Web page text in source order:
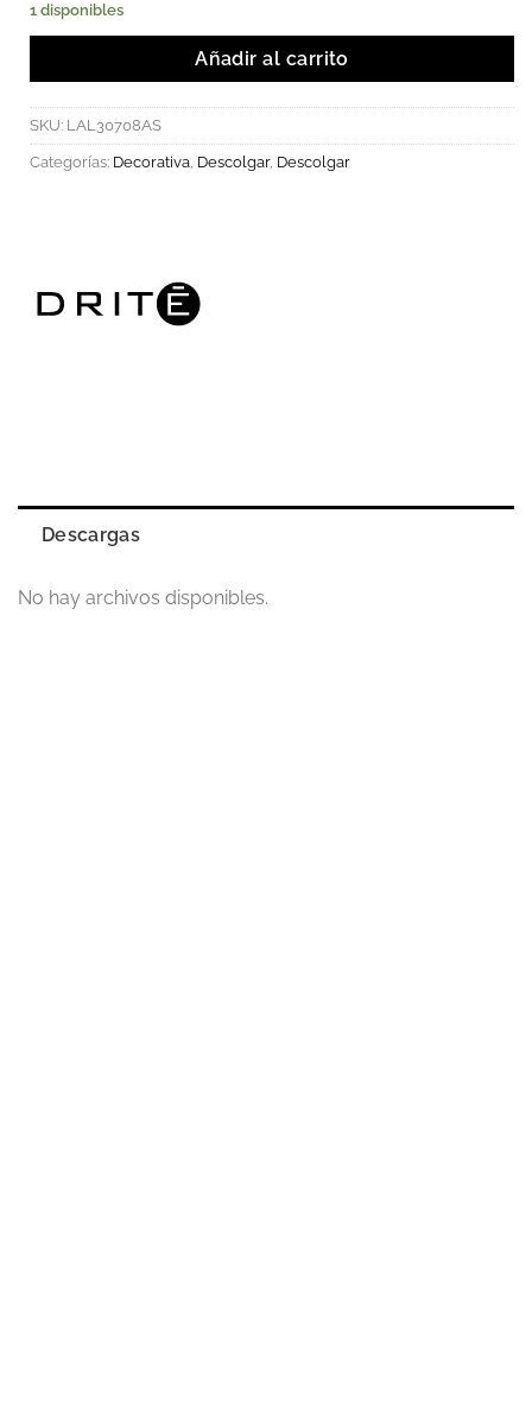
1 disponibles
Añadir al carrito
SKU: LAL30708AS
Categorías: Decorativa Descolgar, Descolgar
Descargas
No hay archivos disponibles.